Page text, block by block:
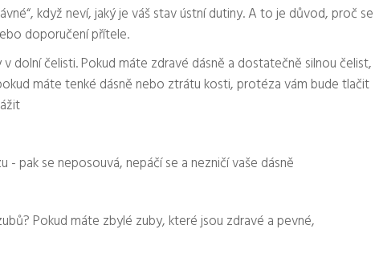
když neví, jaký je váš stav ústní dutiny. A to je důvod, proč se
doporučení přítele.
dolní čelisti. Pokud máte zdravé dásně a dostatečně silnou čelist,
máte tenké dásně nebo ztrátu kosti, protéza vám bude tlačit
pak se neposouvá, nepáčí se a nezničí vaše dásně
Pokud máte zbylé zuby, které jsou zdravé a pevné,